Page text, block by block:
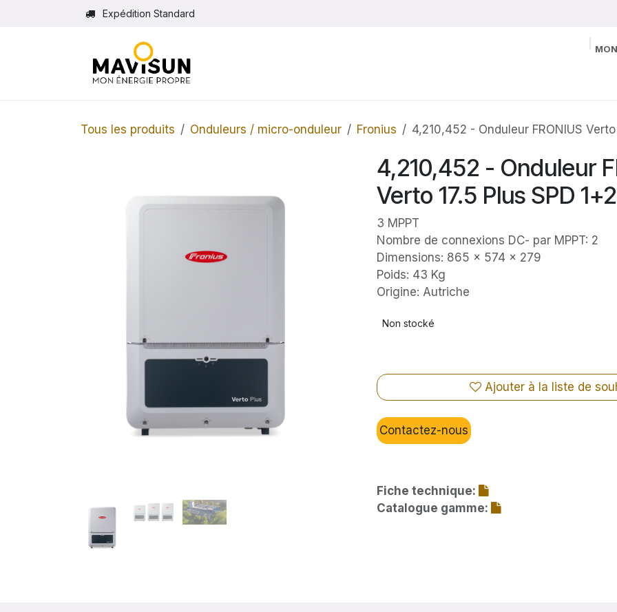
Se rendre au contenuExpédition Standard
Tous les produits Onduleurs / micro-onduleur Fronius 4,210,452 - Onduleur FRONIUS Verto
4,210,452 - Onduleur
Verto 17.5 Plus SPD 1+2
3 MPPT
Nombre de connexions DC- par MPPT: 2
Dimensions: 865 x 574 x 279
Poids: 43 Kg
Origine: Autriche
Non stocké
Ajouter à la liste de
Contactez-nous
Fiche technique:
Catalogue gamme: